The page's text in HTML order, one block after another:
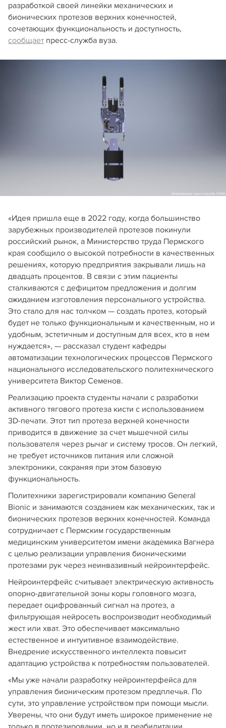
разработкой своей линейки механических и
бионических протезов верхних конечностей,
сочетающих функциональность и доступность,
сообщает пресс-служба вуза.
«Идея пришла еще в 2022 году, когда большинство
зарубежных производителей протезов покинули
российский рынок, а Министерство труда Пермского
края сообщило о высокой потребности в качественных
решениях, которую предприятия закрывали лишь на
двадцать процентов. В связи с этим пациенты
сталкиваются с дефицитом предложения и долгим
ожиданием изготовления персонального устройства.
Это стало для нас толчком — создать протез, который
будет не только функциональным и качественным, но и
удобным, эстетичным и доступным для всех, кто в нем
нуждается», — рассказал студент кафедры
автоматизации технологических процессов Пермского
национального исследовательского политехнического
университета Виктор Семенов.
Реализацию проекта студенты начали с разработки
активного тягового протеза кисти с использованием
3D-печати. Этот тип протеза верхней конечности
приводится в движение за счет мышечной силы
пользователя через рычаг и систему тросов. Он легкий,
не требует источников питания или сложной
электроники, сохраняя при этом базовую
функциональность.
Политехники зарегистрировали компанию General
Bionic и занимаются созданием как механических, так и
бионических протезов верхних конечностей. Команда
сотрудничает с Пермским государственным
медицинским университетом имени академика Вагнера
с целью реализации управления бионическими
протезами рук через неинвазивный нейроинтерфейс.
Нейроинтерфейс считывает электрическую активность
опорно-двигательной зоны коры головного мозга,
передает оцифрованный сигнал на протез, а
фильтрующая нейросеть воспроизводит необходимый
жест или хват. Это обеспечивает максимально
естественное и интуитивное взаимодействие.
Внедрение искусственного интеллекта повысит
адаптацию устройства к потребностям пользователей.
«Мы уже начали разработку нейроинтерфейса для
управления бионическим протезом предплечья. По
сути, это управление устройством при помощи мысли.
Уверены, что они будут иметь широкое применение не